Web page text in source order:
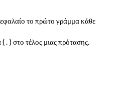
το πρώτο γράμμα κάθε
. ) στο τέλος μιας πρότασης.